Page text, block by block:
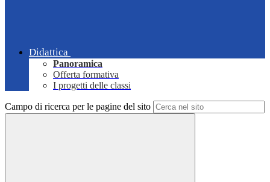
Didattica
Panoramica
Offerta formativa
I progetti delle classi
Campo di ricerca per le pagine del sito